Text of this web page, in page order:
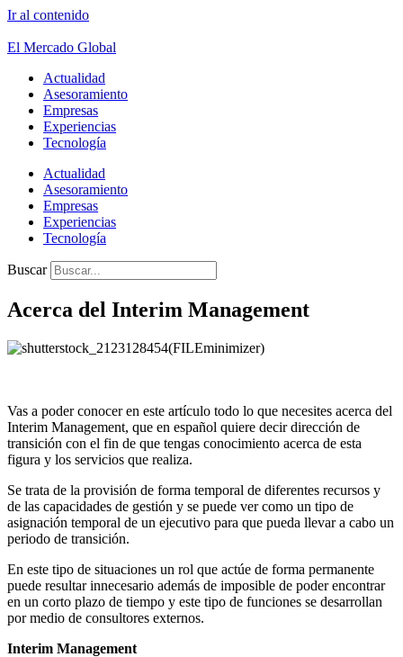
Ir al contenido
El Mercado Global
Actualidad
Asesoramiento
Empresas
Experiencias
Tecnología
Actualidad
Asesoramiento
Empresas
Experiencias
Tecnología
Buscar
Acerca del Interim Management
Vas a poder conocer en este artículo todo lo que necesites acerca del
Interim Management, que en español quiere decir dirección de
transición con el fin de que tengas conocimiento acerca de esta
figura y los servicios que realiza.
Se trata de la provisión de forma temporal de diferentes recursos y
de las capacidades de gestión y se puede ver como un tipo de
asignación temporal de un ejecutivo para que pueda llevar a cabo un
periodo de transición.
En este tipo de situaciones un rol que actúe de forma permanente
puede resultar innecesario además de imposible de poder encontrar
en un corto plazo de tiempo y este tipo de funciones se desarrollan
por medio de consultores externos.
Interim Management